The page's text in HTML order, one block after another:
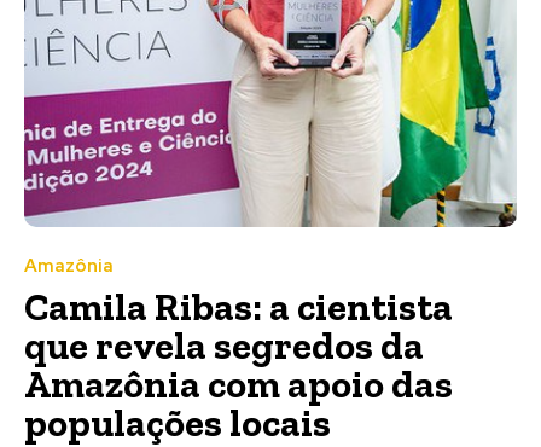
Amazônia
Camila Ribas: a cientista
que revela segredos da
Amazônia com apoio das
populações locais